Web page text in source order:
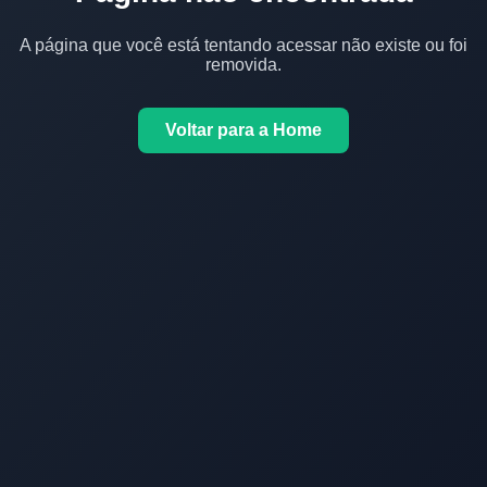
A página que você está tentando acessar não existe ou foi
removida.
Voltar para a Home